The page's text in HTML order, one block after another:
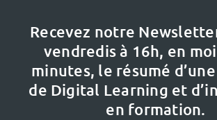
Recevez notre
vendredis à 16h, en
minutes, le résumé
de Digital Learning et
en formation.